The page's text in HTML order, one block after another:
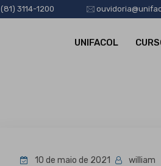
(81) 3114-1200
UNIFACOL
10 de maio de 2021 william